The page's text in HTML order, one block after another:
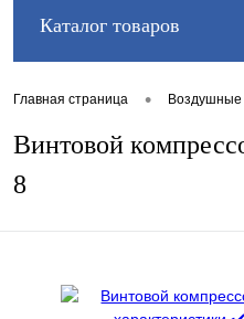
Каталог товаров
Главная страница • Воздушные
Винтовой
8